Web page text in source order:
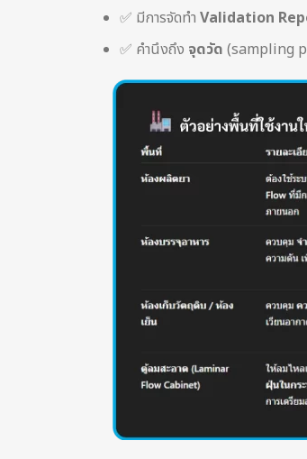
✅ มีการจัดทำ Validation
✅ คำนึงถึง จุดวัด (sampling